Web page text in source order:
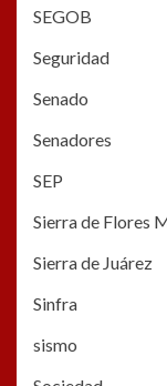
SEGOB
Seguridad
Senado
Senadores
SEP
Sierra de Flores
Sierra de Juárez
Sinfra
sismo